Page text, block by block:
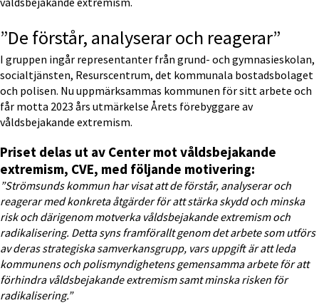
”De förstår, analyserar och reagerar”
I gruppen ingår representanter från grund- och gymnasieskolan,
socialtjänsten, Resurscentrum, det kommunala bostadsbolaget
och polisen. Nu uppmärksammas kommunen för sitt arbete och
får motta 2023 års utmärkelse Årets förebyggare av
våldsbejakande extremism.
Priset delas ut av Center mot våldsbejakande
extremism, CVE, med följande motivering:
”Strömsunds kommun har visat att de förstår, analyserar och
reagerar med konkreta åtgärder för att stärka skydd och minska
risk och därigenom motverka våldsbejakande extremism och
radikalisering. Detta syns framförallt genom det arbete som utförs
av deras strategiska samverkansgrupp, vars uppgift är att leda
kommunens och polismyndighetens gemensamma arbete för att
förhindra våldsbejakande extremism samt minska risken för
radikalisering.”